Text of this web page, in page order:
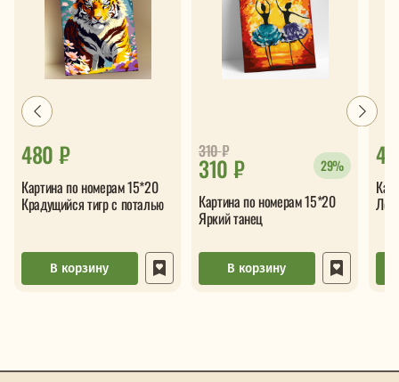
480 ₽
Картина по номерам 15*20
Крадущийся тигр с поталью
В корзину
310 ₽
310₽
29%
Картина по номерам 15*20
Яркий танец
В корзину